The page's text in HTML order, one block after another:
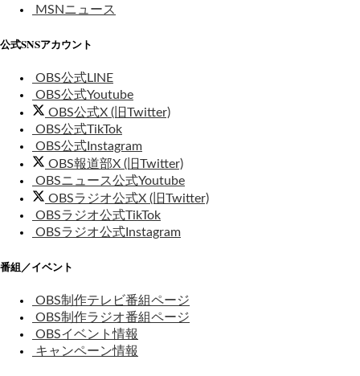
MSNニュース
公式SNSアカウント
OBS公式LINE
OBS公式Youtube
OBS公式X (旧Twitter)
OBS公式TikTok
OBS公式Instagram
OBS報道部X (旧Twitter)
OBSニュース公式Youtube
OBSラジオ公式X (旧Twitter)
OBSラジオ公式TikTok
OBSラジオ公式Instagram
番組／イベント
OBS制作テレビ番組ページ
OBS制作ラジオ番組ページ
OBSイベント情報
キャンペーン情報